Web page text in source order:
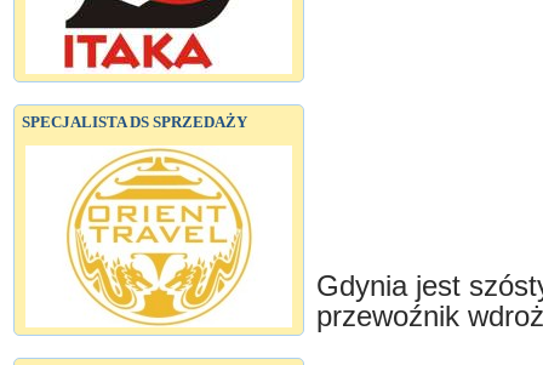
SPECJALISTA DS SPRZEDAŻY
Gdynia jest
przewoźnik